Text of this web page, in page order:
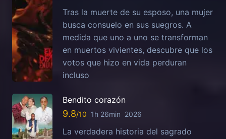
Tras la muerte de su esposo, una mujer
busca consuelo en sus suegros. A
medida que uno a uno se transforman
en muertos vivientes, descubre que los
votos que hizo en vida perduran
incluso
Bendito corazón
9.8 1h 26min 2026
La verdadera historia del sagrado